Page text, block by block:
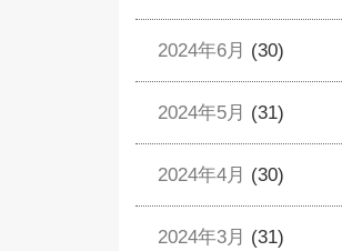
2024年6月 (30)
2024年5月 (31)
2024年4月 (30)
2024年3月 (31)